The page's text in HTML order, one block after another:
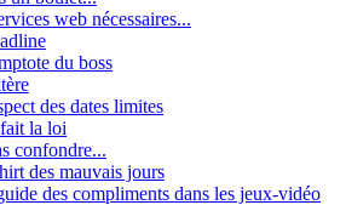
web nécessaires...
du boss
des dates limites
la loi
confondre...
des mauvais jours
des compliments dans les jeux-vidéo